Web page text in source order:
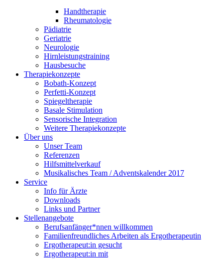
Handtherapie
Rheumatologie
Pädiatrie
Geriatrie
Neurologie
Hirnleistungstraining
Hausbesuche
Therapiekonzepte
Bobath-Konzept
Perfetti-Konzept
Spiegeltherapie
Basale Stimulation
Sensorische Integration
Weitere Therapiekonzepte
Über uns
Unser Team
Referenzen
Hilfsmittelverkauf
Musikalisches Team / Adventskalender 2017
Service
Info für Ärzte
Downloads
Links und Partner
Stellenangebote
Berufsanfänger*nnen willkommen
Familienfreundliches Arbeiten als Ergotherapeutin
Ergotherapeut:in gesucht
Ergotherapeut:in mit